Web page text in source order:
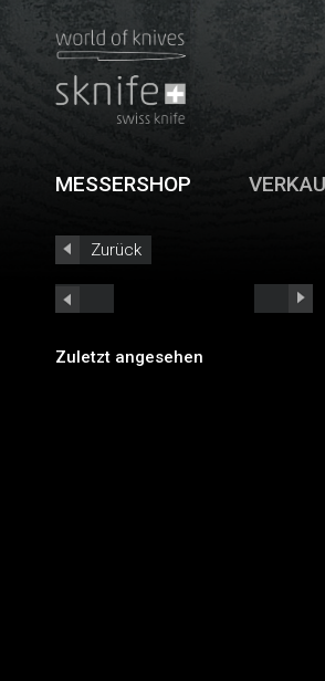
MESSERSHOP
Zurück
Zuletzt angesehen